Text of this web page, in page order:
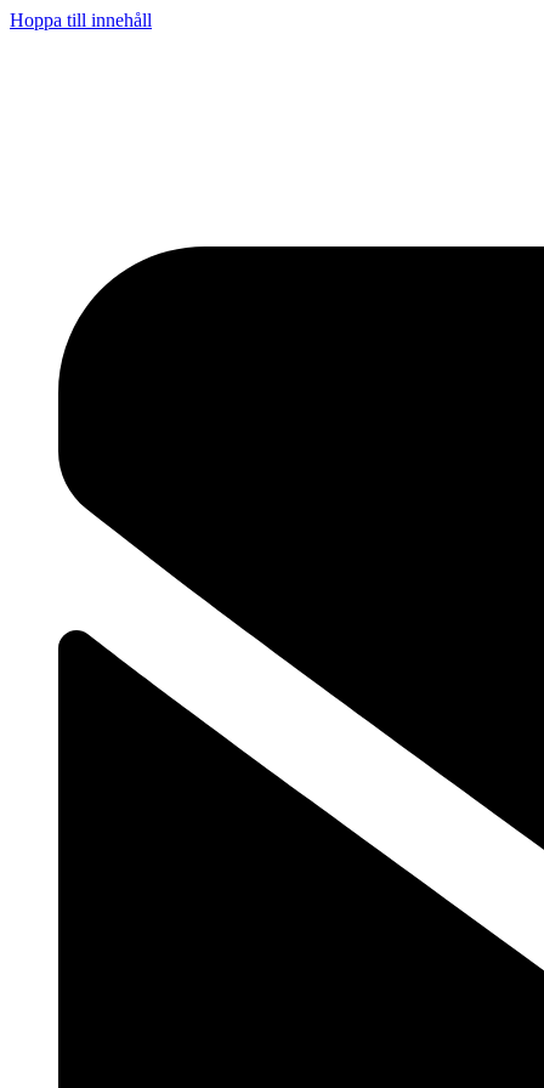
Hoppa till innehåll